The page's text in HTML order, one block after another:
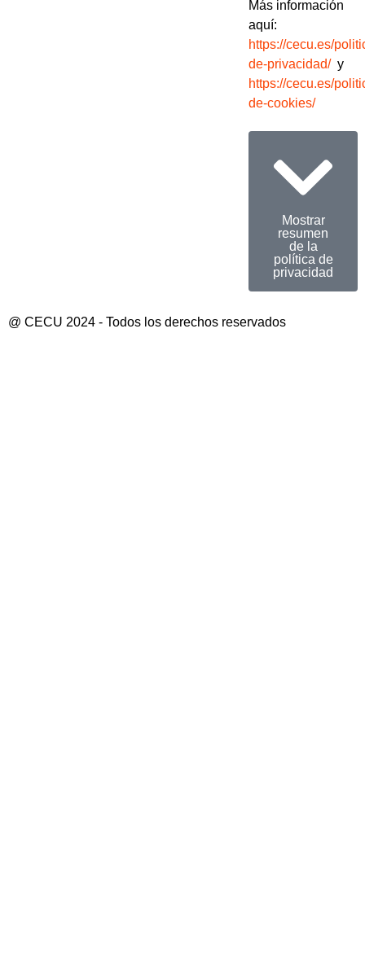
Más información
aquí:
https://cecu.es/
de-privacidad/y
https://cecu.es/
de-cookies/
Mostrar
resumen
de la
política de
privacidad
@ CECU 2024 - Todos los derechos reservados